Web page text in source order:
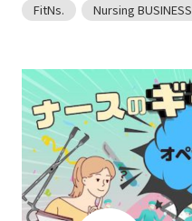
FitNs. Nursing BUSINESS